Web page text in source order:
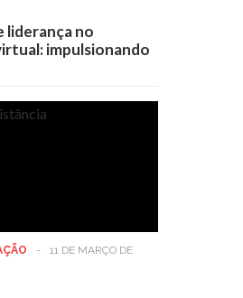
liderança no
impulsionando
-
11 DE MARÇO DE